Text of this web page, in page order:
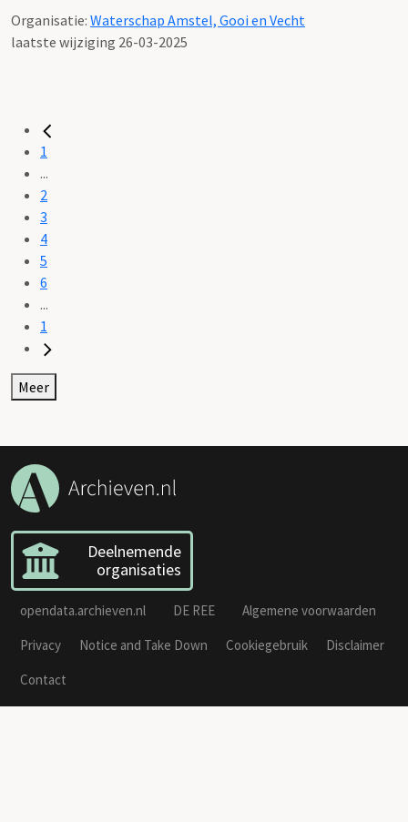
Organisatie: Waterschap Amstel, Gooi en Vecht
laatste wijziging 26-03-2025
1
...
2
3
4
5
6
...
1
Meer
Deelnemende
organisaties
opendata.archieven.nl DE REE
Algemene voorwaarden
Privacy
Notice and Take Down Cookiegebruik
Disclaimer
Contact